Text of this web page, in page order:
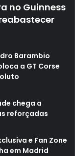
no Guinness
Barambio
a GT Corse
chega a
reforçadas
e Fan Zone
em Madrid